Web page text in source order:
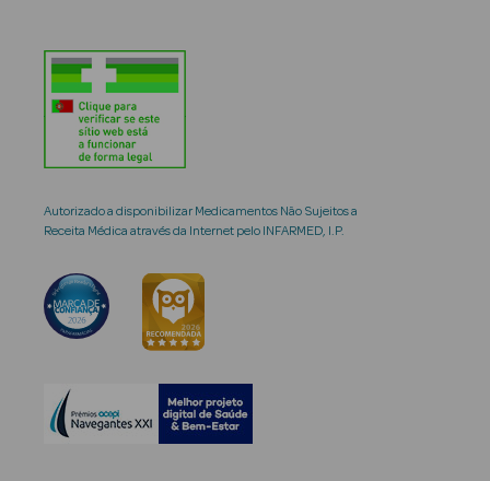
Autorizado a disponibilizar Medicamentos Não Sujeitos a
Receita Médica através da Internet pelo INFARMED, I.P.